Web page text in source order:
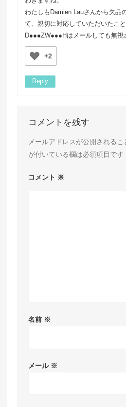
わたしもDamien Lauさんから欠品
て、親切に対応していただいたこと
D●●●ZW●●●Hはメールしても無視
+2
Reply
コメントを残す
メールアドレスが公開されるこ
が付いている欄は必須項目です
コメント ※
名前 ※
メール ※